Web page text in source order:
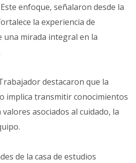
enfoque, señalaron desde la
la experiencia de
una mirada integral en la
destacaron que la
implica transmitir conocimientos
asociados al cuidado, la
de la casa de estudios